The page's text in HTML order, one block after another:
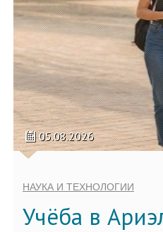
05.08.2026
НАУКА И ТЕХНОЛОГИИ
Учёба в